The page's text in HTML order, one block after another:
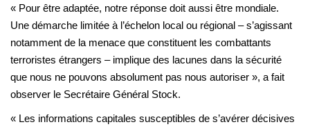
« Pour être adaptée, notre réponse doit aussi être mondiale.
Une démarche limitée à l’échelon local ou régional – s’agissant
notamment de la menace que constituent les combattants
terroristes étrangers – implique des lacunes dans la sécurité
que nous ne pouvons absolument pas nous autoriser », a fait
observer le Secrétaire Général Stock.
« Les informations capitales susceptibles de s’avérer décisives